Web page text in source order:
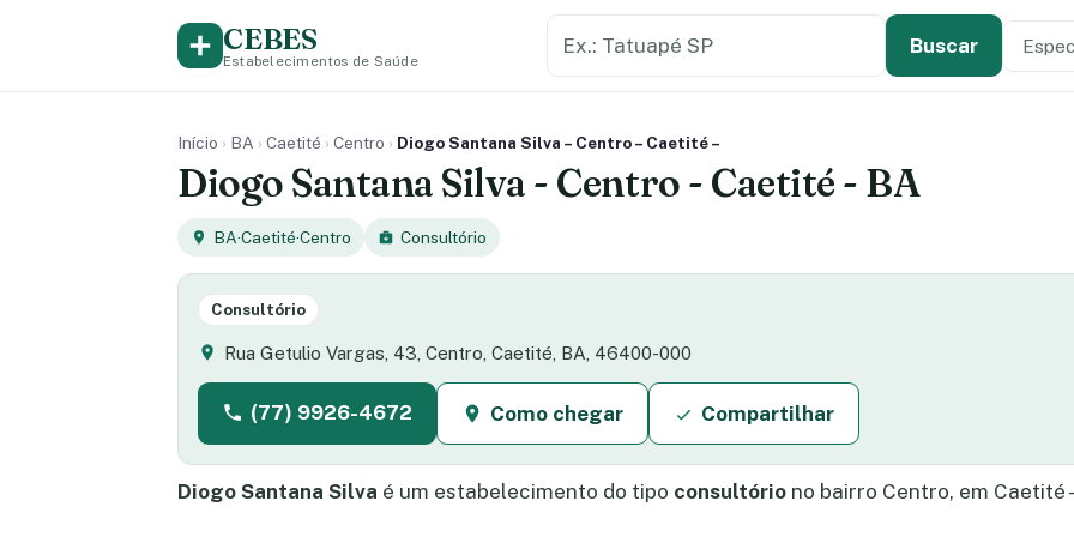
CEBES
Estabelecimentos de Saúde
Buscar Tipo
Início › BA › Caetité › Centro › Diogo Santana Silva – Centro – Caetité –
Diogo Santana Silva - Centro - Caetité - BA
BA·Caetité·Centro Consultório
Consultório
Rua Getulio Vargas, 43, Centro, Caetité, BA, 46400-000
(77) 9926-4672 Como chegar Compartilhar
Diogo Santana Silva é um estabelecimento do tipo consultório no bairro Centro, em Caetité -